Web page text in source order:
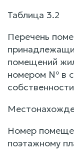
Таблица 3.2
Перечень
помещений
номером № в
Номер
поэтажному